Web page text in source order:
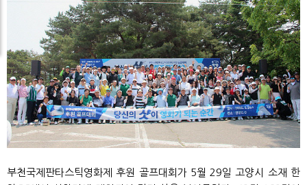
부천국제판타스틱영화제 후원 골프대회가 5월 29일 고양시 소재 한